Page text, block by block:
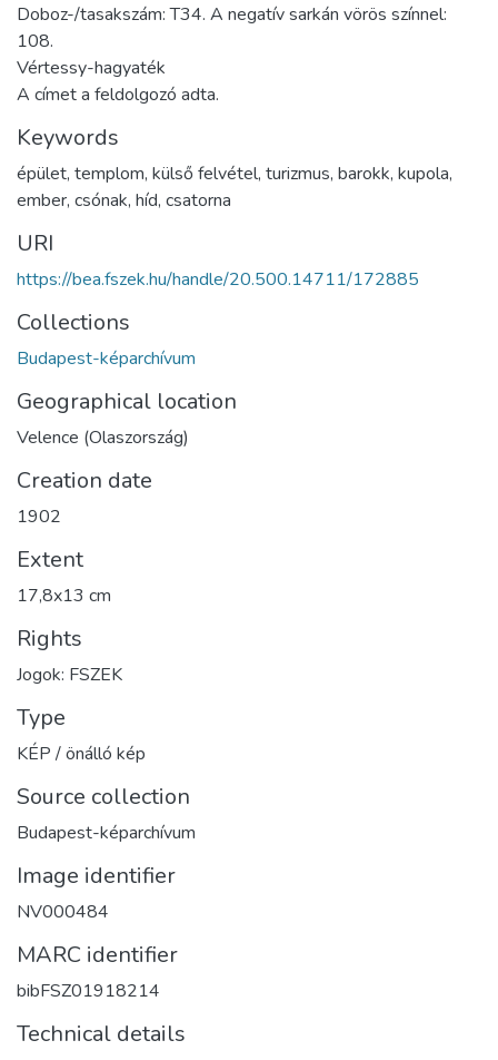
Doboz-/tasakszám: T34. A negatív sarkán vörös színnel:
108.
Vértessy-hagyaték
A címet a feldolgozó adta.
Keywords
épület, templom, külső felvétel, turizmus, barokk, kupola,
ember, csónak, híd, csatorna
URI
https://bea.fszek.hu/handle/20.500.14711/172885
Collections
Budapest-képarchívum
Geographical location
Velence (Olaszország)
Creation date
1902
Extent
17,8x13 cm
Rights
Jogok: FSZEK
Type
KÉP / önálló kép
Source collection
Budapest-képarchívum
Image identifier
NV000484
MARC identifier
bibFSZ01918214
Technical details